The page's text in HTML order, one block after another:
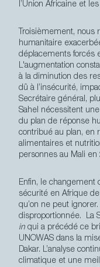
l’Union Africaine et
Troisièmement, nous
humanitaire
déplacements forcés
L'augmentation
à la diminution des
dû à l’insécurité,
Secrétaire général,
Sahel nécessitent
du plan de réponse
contribué au plan, en
alimentaires et
personnes au Mali en
Enfin, le changement
sécurité en Afrique
qu’on ne peut
disproportionnée.
La
in qui a précédé ce
UNOWAS dans la
Dakar. L’analyse
climatique et une